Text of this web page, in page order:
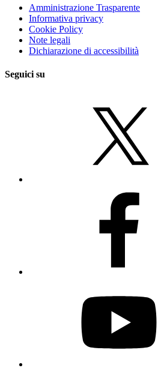
Amministrazione Trasparente
Informativa privacy
Cookie Policy
Note legali
Dichiarazione di accessibilità
Seguici su